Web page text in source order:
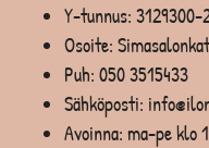
Y-tunnus: 3129300-
Osoite:
Puh: 050 3515433
Sähköposti:
Avoinna: ma-pe klo